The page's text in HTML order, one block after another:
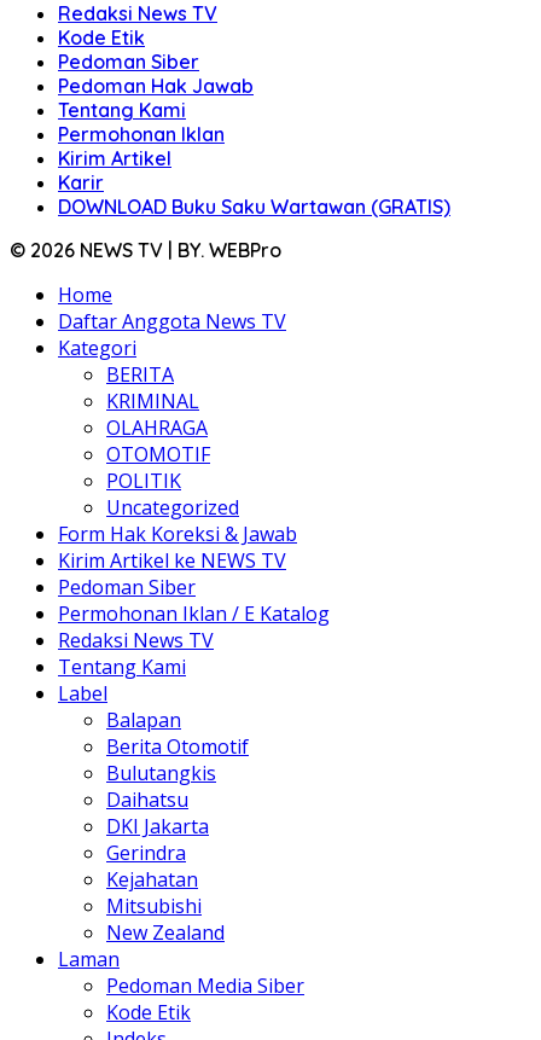
Redaksi News TV
Kode Etik
Pedoman Siber
Pedoman Hak Jawab
Tentang Kami
Permohonan Iklan
Kirim Artikel
Karir
DOWNLOAD Buku Saku Wartawan (GRATIS)
© 2026 NEWS TV | BY. WEBPro
Home
Daftar Anggota News TV
Kategori
BERITA
KRIMINAL
OLAHRAGA
OTOMOTIF
POLITIK
Uncategorized
Form Hak Koreksi & Jawab
Kirim Artikel ke NEWS TV
Pedoman Siber
Permohonan Iklan / E Katalog
Redaksi News TV
Tentang Kami
Label
Balapan
Berita Otomotif
Bulutangkis
Daihatsu
DKI Jakarta
Gerindra
Kejahatan
Mitsubishi
New Zealand
Laman
Pedoman Media Siber
Kode Etik